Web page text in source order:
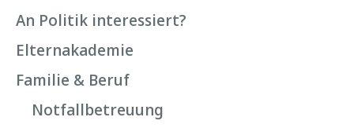
An Politik interessiert?
Elternakademie
Familie & Beruf
Notfallbetreuung